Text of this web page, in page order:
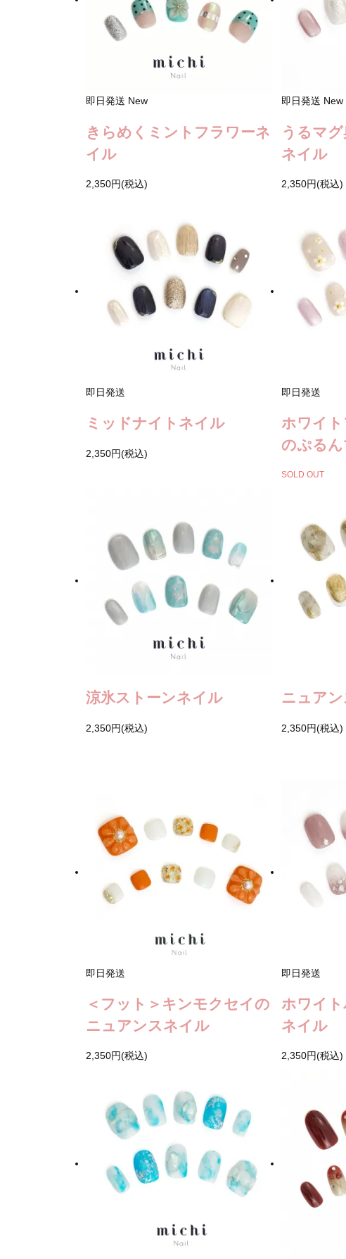
即日発送 New
きらめくミントフラワーネ
イル
2,350円(税込)
即日発送 New
うるマ
ネイル
2,350円(税込)
即日発送
ミッドナイトネイル
2,350円(税込)
即日発送
ホワイ
のぷる
SOLD OUT
涼氷ストーンネイル
2,350円(税込)
ニュア
2,350円(税込)
即日発送
＜フット＞キンモクセイの
ニュアンスネイル
2,350円(税込)
即日発送
ホワイ
ネイル
2,350円(税込)